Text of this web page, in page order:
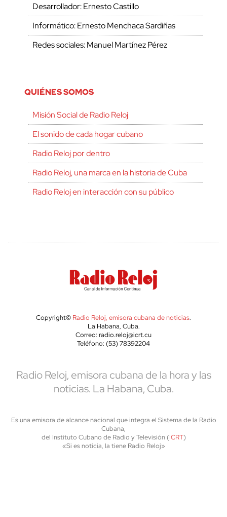
Desarrollador: Ernesto Castillo
Informático: Ernesto Menchaca Sardiñas
Redes sociales: Manuel Martínez Pérez
QUIÉNES SOMOS
Misión Social de Radio Reloj
El sonido de cada hogar cubano
Radio Reloj por dentro
Radio Reloj, una marca en la historia de Cuba
Radio Reloj en interacción con su público
Copyright© Radio Reloj, emisora cubana de noticias.
La Habana, Cuba.
Correo: radio.reloj@icrt.cu
Teléfono: (53) 78392204
Radio Reloj, emisora cubana de la hora y las
noticias. La Habana, Cuba.
Es una emisora de alcance nacional que integra el Sistema de la Radio
Cubana,
del Instituto Cubano de Radio y Televisión (ICRT)
«Si es noticia, la tiene Radio Reloj»